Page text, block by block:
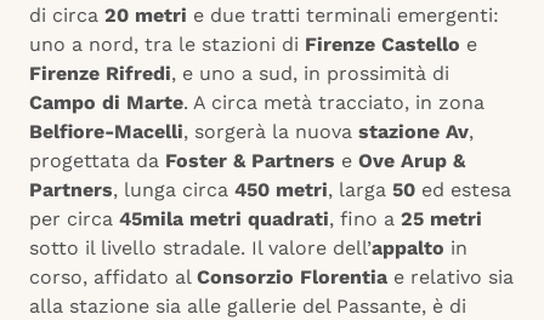
di circa 20 metri e due tratti terminali emergenti:
uno a nord, tra le stazioni di Firenze Castello e
Firenze Rifredi, e uno a sud, in prossimità di
Campo di Marte. A circa metà tracciato, in zona
Belfiore-Macelli, sorgerà la nuova stazione Av,
progettata da Foster & Partners e Ove Arup &
Partners, lunga circa 450 metri, larga 50 ed estesa
per circa 45mila metri quadrati, fino a 25 metri
sotto il livello stradale. Il valore dell’appalto in
corso, affidato al Consorzio Florentia e relativo sia
alla stazione sia alle gallerie del Passante, è di